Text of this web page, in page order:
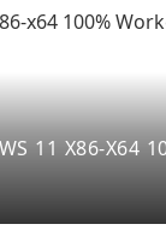
11 X86-X64